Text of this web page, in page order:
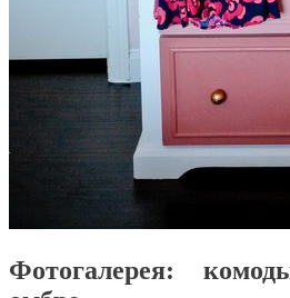
Фотогалерея: